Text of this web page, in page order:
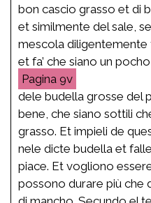
bon cascio grasso et di
et similmente del sale,
mescola
et fa’ che siano un
9v
dele budella grosse del
bene, che siano sottili
grasso. Et impieli de
nele dicte budella et
piace. Et vogliono
possono durare più che